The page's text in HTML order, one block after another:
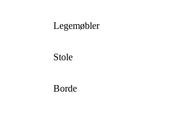
Legemøbler
Stole
Borde